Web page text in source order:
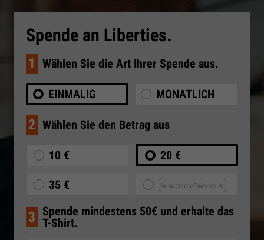
Spende an Liberties.
1 Wählen Sie die Art Ihrer Spende aus.
EINMALIG MONATLICH
2 Wählen Sie den Betrag aus
10 € 20 €
35 €
3 Spende mindestens 50€ und erhalte das
T-Shirt.